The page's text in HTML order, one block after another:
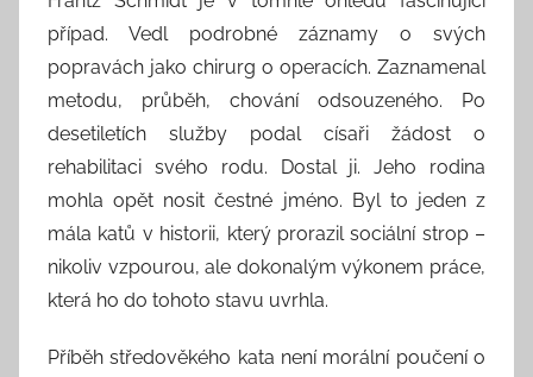
případ. Vedl podrobné záznamy o svých
popravách jako chirurg o operacích. Zaznamenal
metodu, průběh, chování odsouzeného. Po
desetiletích služby podal císaři žádost o
rehabilitaci svého rodu. Dostal ji. Jeho rodina
mohla opět nosit čestné jméno. Byl to jeden z
mála katů v historii, který prorazil sociální strop –
nikoliv vzpourou, ale dokonalým výkonem práce,
která ho do tohoto stavu uvrhla.
Příběh středověkého kata není morální poučení o